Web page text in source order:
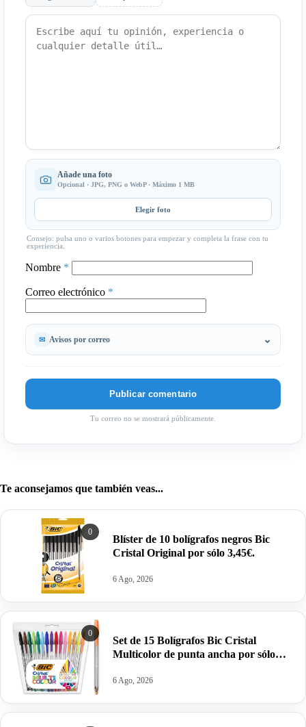
Añade una foto
Opcional · JPG, PNG o WebP · Máximo 1 MB
Elegir foto
Consejo: pulsa uno o varios botones para empezar y completa la frase con tu
experiencia.
Nombre *
Correo electrónico *
Avisos por correo
Tu correo no se mostrará públicamente.
Te aconsejamos que también veas...
0
Blíster de 10 bolígrafos negros Bic
Cristal Original por sólo 3,45€.
6 Ago, 2026
0
Set de 15 Bolígrafos Bic Cristal
Multicolor de punta ancha por sólo
6 Ago, 2026